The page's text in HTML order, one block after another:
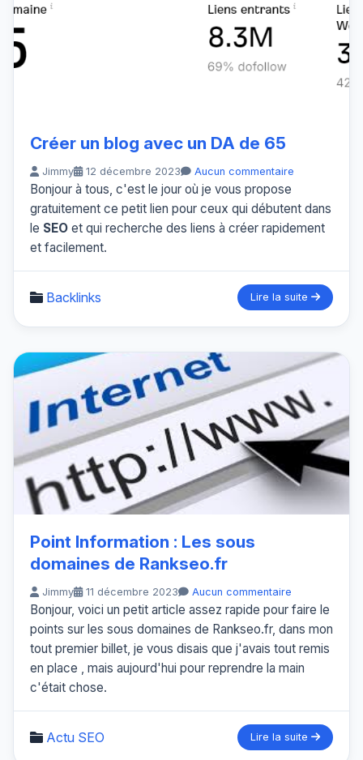
Créer un blog avec un DA de 65
Jimmy 12 décembre 2023 Aucun commentaire
Bonjour à tous, c'est le jour où je vous propose
gratuitement ce petit lien pour ceux qui débutent dans
le SEO et qui recherche des liens à créer rapidement
et facilement.
Backlinks Lire la suite
Point Information : Les sous
domaines de Rankseo.fr
Jimmy 11 décembre 2023 Aucun commentaire
Bonjour, voici un petit article assez rapide pour faire le
points sur les sous domaines de Rankseo.fr, dans mon
tout premier billet, je vous disais que j'avais tout remis
en place , mais aujourd'hui pour reprendre la main
c'était chose.
Actu SEO Lire la suite